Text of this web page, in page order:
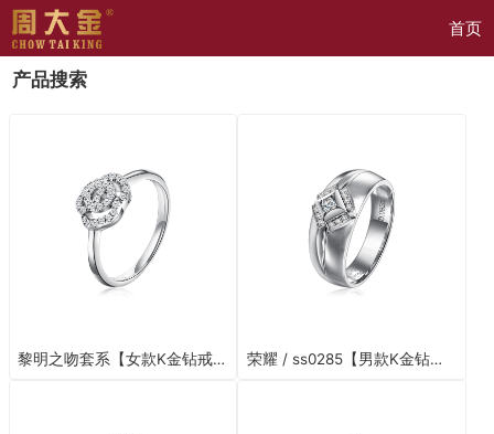
首页
产品搜索
黎明之吻套系【女款K金钻戒】 荣耀 / ss0285【男款K金钻戒】